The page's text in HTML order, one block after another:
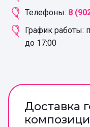
Телефоны: 8
График работы:
до 17:00
Доставка